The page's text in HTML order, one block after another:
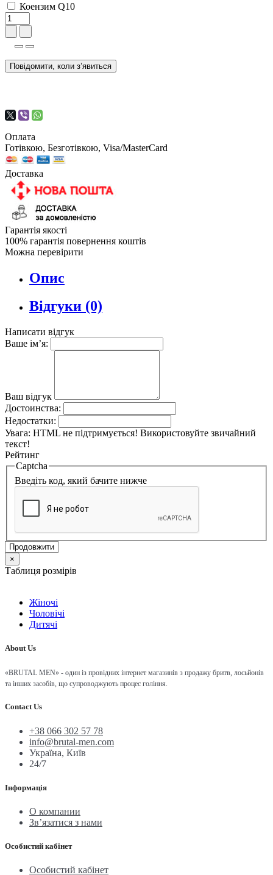
Коензим Q10
Повідомити, коли з’явиться
Оплата
Готівкою, Безготівкою, Visa/MasterCard
Доставка
Гарантія якості
100% гарантія повернення коштів
Можна перевірити
Опис
Відгуки (0)
Написати відгук
Ваше ім’я:
Ваш відгук
Достоинства:
Недостатки:
Увага: HTML не підтримується! Використовуйте звичайний
текст!
Рейтинг
Captcha
Введіть код, який бачите нижче
Продовжити
×
Таблиця розмірів
Жіночі
Чоловічі
Дитячі
About Us
«BRUTAL MEN» - один із провідних інтернет магазинів з продажу бритв, лосьйонів
та інших засобів, що супроводжують процес гоління.
Contact Us
+38 066 302 57 78
info@brutal-men.com
Україна, Київ
24/7
Інформація
О компании
Зв’язатися з нами
Особистий кабінет
Особистий кабінет